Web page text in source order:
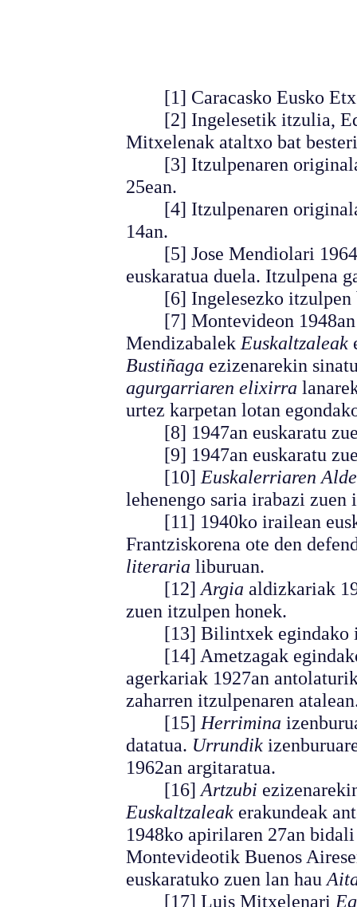
[1] Caracasko Eusko
[2] Ingelesetik itzulia,
Mitxelenak ataltxo bat
[3] Itzulpenaren
25ean.
[4] Itzulpenaren
14an.
[5] Jose Mendiolari
euskaratua duela. Itzulpena
[6] Ingelesezko itzulpen
[7] Montevideon 1948an
Mendizabalek Euskaltzaleak
Bustiñaga ezizenarekin
agurgarriaren elixirra
urtez karpetan lotan
[8] 1947an euskaratu
[9] 1947an euskaratu
[10] Euskalerriaren Alde
lehenengo saria irabazi zuen
[11] 1940ko irailean
Frantziskorena ote den
literaria liburuan.
[12] Argia aldizkariak
zuen itzulpen honek.
[13] Bilintxek egindako
[14] Ametzagak
agerkariak 1927an
zaharren itzulpenaren
[15] Herrimina
datatua. Urrundik
1962an argitaratua.
[16] Artzubi
Euskaltzaleak erakundeak
1948ko apirilaren 27an
Montevideotik Buenos
euskaratuko zuen lan hau
[17] Luis Mitxelenari